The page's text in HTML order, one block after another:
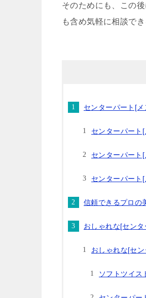
そのためにも、この
も含め気軽に相談で
センターパート[
センターパート
センターパート
センターパート
信頼できるプロの
おしゃれな[センタ
おしゃれな[セ
ソフトツイス